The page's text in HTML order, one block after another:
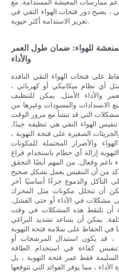
ممارسات المعيشة المستدامة. مع
، يصبح دور فتحات الهواء النقي في
تعزيز الاستدامة أكثر حيوية.
للهواء: ضمان طول العمر
والأداء
على فتحات الهواء النقي النافذة
أي نظام ميكانيكي أو كهربائي ،
والأداء الأمثل. يمكن للتنظيف
الانسدادات والمسودات وغيرها من
الهواء النقي هي تنظيفه جيدًا.
الصغيرة على فتحة التهوية ،
والأضرار المحتملة للمكونات
إزالة أي حطام باستخدام فراغ
وفعال. من المهم أيضًا التحقق
التآكل والدموع جزءًا أساسيًا آخر
أن تتحلل مكونات مثل المحرك
مشكلات في الأداء أو حتى الفشل.
أن تلتقط هذه المشكلات في وقت
يمكن أن يساعد تشديد البراغي
، قد يكون استبدال المرشحات أو
كفاءة في استخدام الطاقة
السليمة فقط عمر فتحة التهوية ، بل